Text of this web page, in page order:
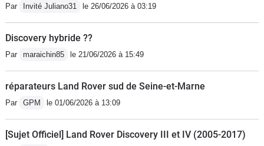
Par Invité Juliano31 le 26/06/2026 à 03:19
Discovery hybride ??
Par maraichin85 le 21/06/2026 à 15:49
réparateurs Land Rover sud de Seine-et-Marne
Par GPM le 01/06/2026 à 13:09
[Sujet Officiel] Land Rover Discovery III et IV (2005-2017)